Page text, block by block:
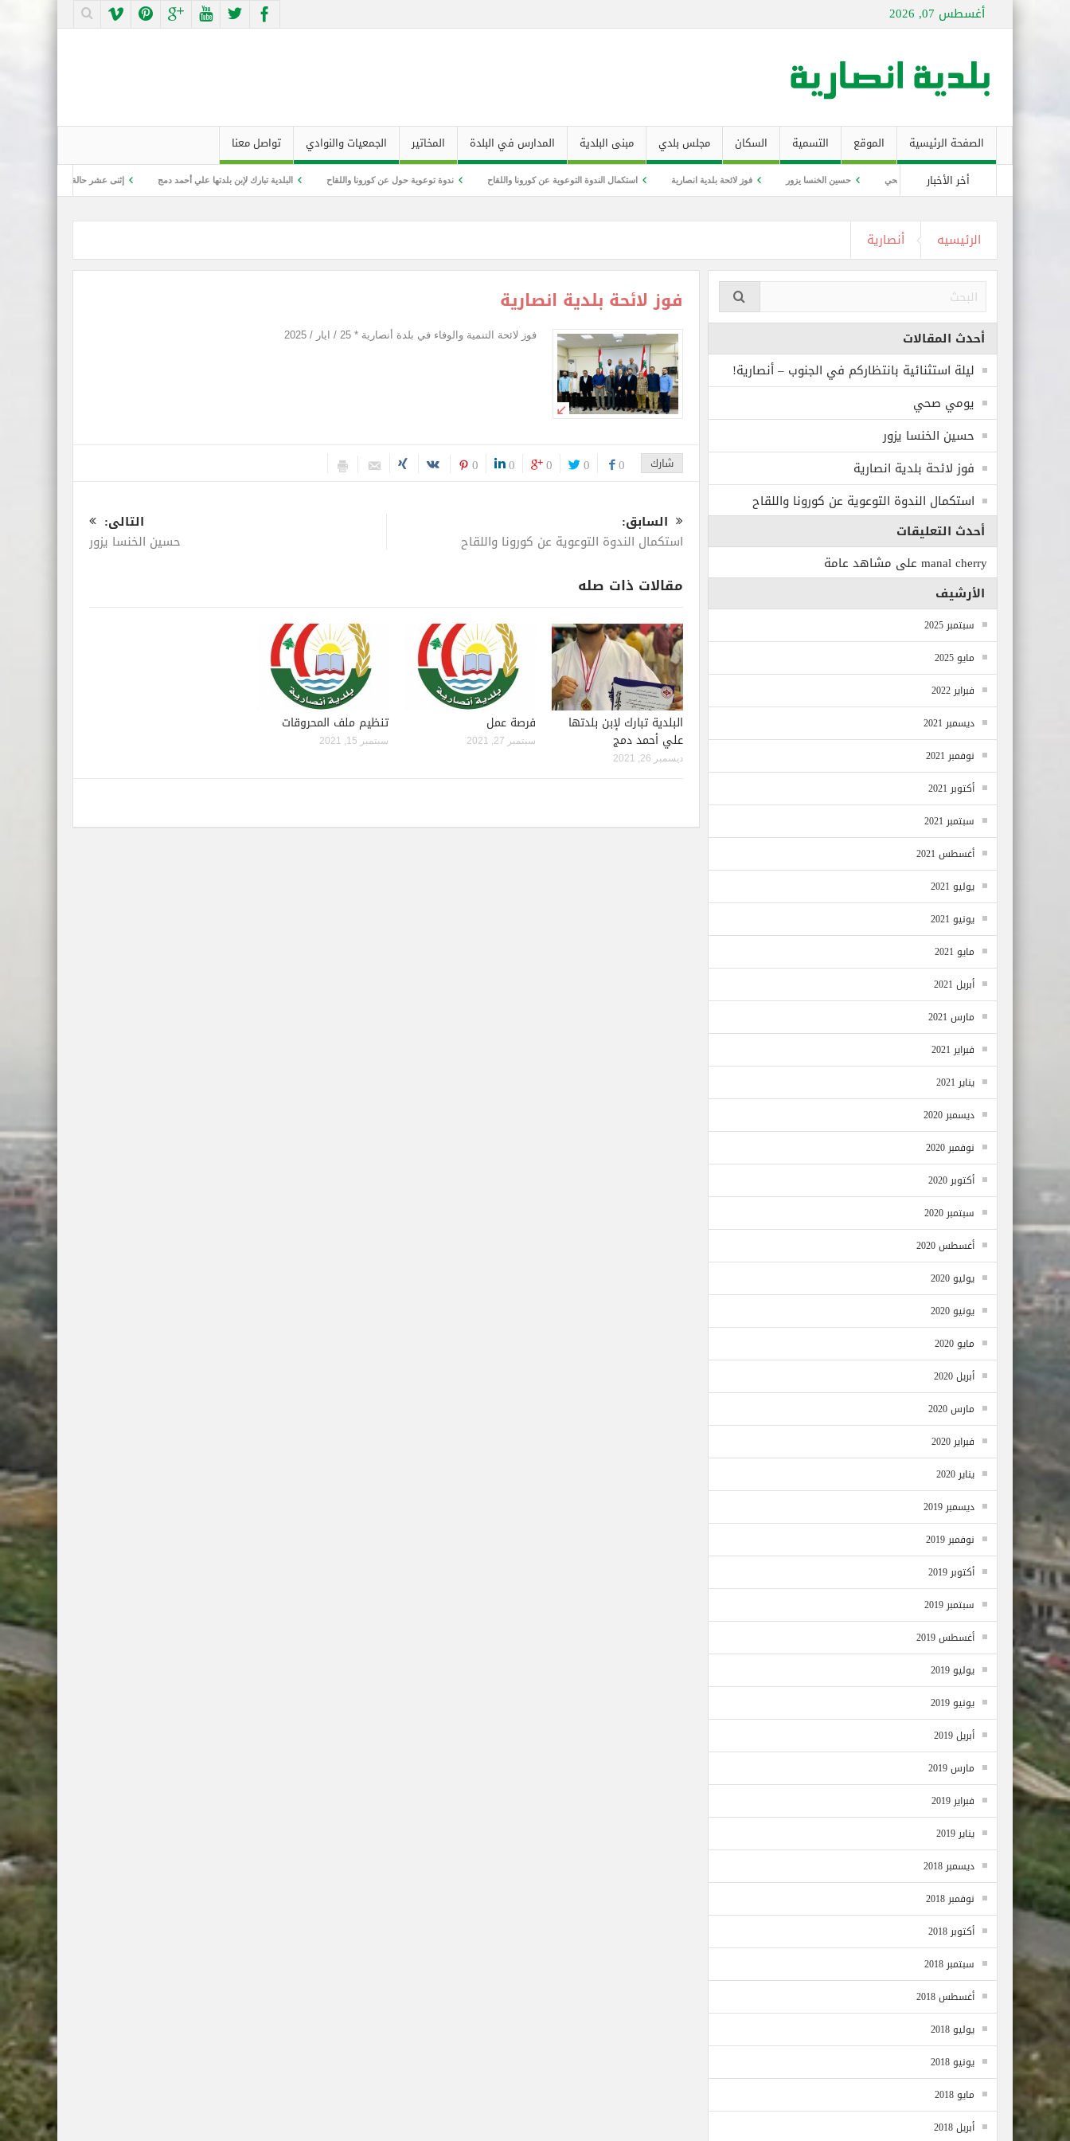
أغسطس 07, 2026
الصفحة الرئيسية الموقع التسمية السكان مجلس بلدي مبنى البلدية المدارس في البلدة المخاتير الجمعيات والنوادي
تواصل معنا
أخر الأخبار
يومي صحي حسين الخنسا يزور فوز لائحة بلدية انصارية استكمال الندوة التوعوية عن كورونا واللقاح ندوة توعوية حول عن كورونا واللقاح البلدية تبارك لإبن بلدتها علي أحمد دمج إثنى عشر حالة تماثلت للشفاء وثلاث إصابات
الرئيسيه أنصارية
فوز لائحة بلدية انصارية
فوز لائحة التنمية والوفاء في بلدة أنصارية * 25 / ايار / 2025
شارك 0
0
0
0
0
السابق:
استكمال الندوة التوعوية عن كورونا واللقاح
التالى:
حسين الخنسا يزور
مقالات ذات صله
البلدية تبارك لإبن بلدتها
علي أحمد دمج
ديسمبر 26, 2021
فرصة عمل
سبتمبر 27, 2021
تنظيم ملف المحروقات
سبتمبر 15, 2021
أحدث المقالات
ليلة استثنائية بانتظاركم في الجنوب – أنصارية!
يومي صحي
حسين الخنسا يزور
فوز لائحة بلدية انصارية
استكمال الندوة التوعوية عن كورونا واللقاح
أحدث التعليقات
manal cherry على مشاهد عامة
الأرشيف
سبتمبر 2025
مايو 2025
فبراير 2022
ديسمبر 2021
نوفمبر 2021
أكتوبر 2021
سبتمبر 2021
أغسطس 2021
يوليو 2021
يونيو 2021
مايو 2021
أبريل 2021
مارس 2021
فبراير 2021
يناير 2021
ديسمبر 2020
نوفمبر 2020
أكتوبر 2020
سبتمبر 2020
أغسطس 2020
يوليو 2020
يونيو 2020
مايو 2020
أبريل 2020
مارس 2020
فبراير 2020
يناير 2020
ديسمبر 2019
نوفمبر 2019
أكتوبر 2019
سبتمبر 2019
أغسطس 2019
يوليو 2019
يونيو 2019
أبريل 2019
مارس 2019
فبراير 2019
يناير 2019
ديسمبر 2018
نوفمبر 2018
أكتوبر 2018
سبتمبر 2018
أغسطس 2018
يوليو 2018
يونيو 2018
مايو 2018
أبريل 2018